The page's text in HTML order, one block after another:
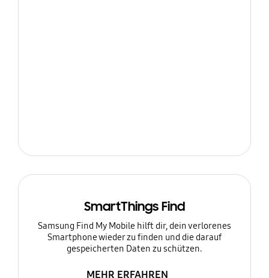
SmartThings Find
Samsung Find My Mobile hilft dir, dein verlorenes
Smartphone wieder zu finden und die darauf
gespeicherten Daten zu schützen.
MEHR ERFAHREN